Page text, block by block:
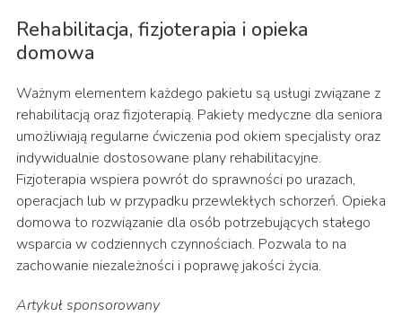
Rehabilitacja, fizjoterapia i opieka
domowa
Ważnym elementem każdego pakietu są usługi związane z
rehabilitacją oraz fizjoterapią. Pakiety medyczne dla seniora
umożliwiają regularne ćwiczenia pod okiem specjalisty oraz
indywidualnie dostosowane plany rehabilitacyjne.
Fizjoterapia wspiera powrót do sprawności po urazach,
operacjach lub w przypadku przewlekłych schorzeń. Opieka
domowa to rozwiązanie dla osób potrzebujących stałego
wsparcia w codziennych czynnościach. Pozwala to na
zachowanie niezależności i poprawę jakości życia.
Artykuł sponsorowany